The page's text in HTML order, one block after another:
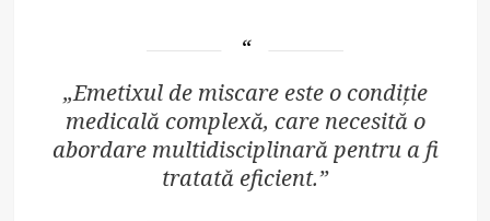
„Emetixul de miscare este o condiție
medicală complexă, care necesită o
abordare multidisciplinară pentru a fi
tratată eficient.”